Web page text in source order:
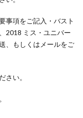
事項をご記入・バスト
2018 ミス・ユニバー
、もしくはメールをご
さい。